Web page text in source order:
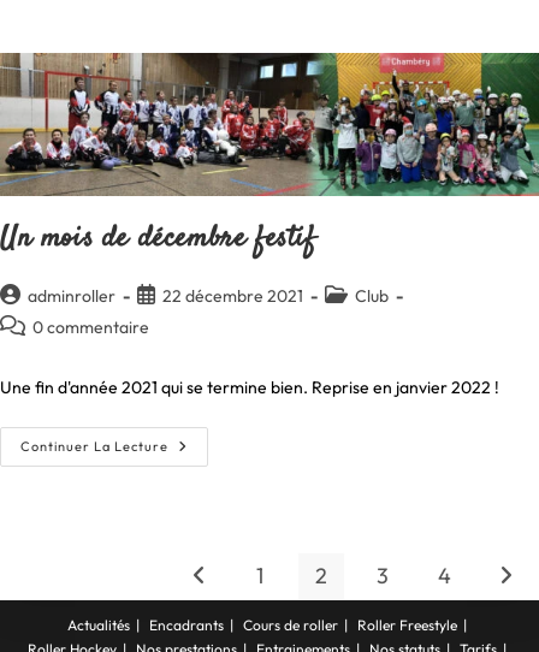
Termine
Un mois de décembre festif
Auteur/autrice
de
adminroller
Publication
publiée :
22 décembre 2021
PostClub
Commentaires
la
publication :
0 commentaire
Une fin d'année 2021 qui se termine bien. Reprise en janvier 2022 !
Continuer La Lecture Un
Mois
Go to the previous page
1 2 3 4 Aller
Actualités Encadrants Cours de roller
Roller Freestyle